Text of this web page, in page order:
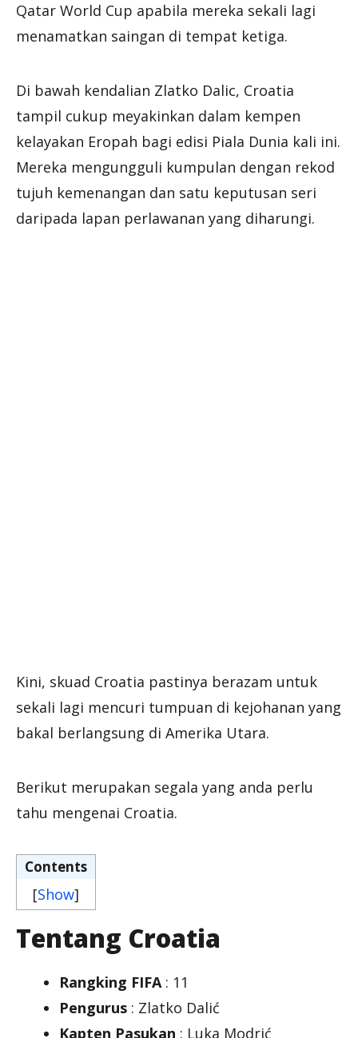
Qatar World Cup apabila mereka sekali lagi
menamatkan saingan di tempat ketiga.
Di bawah kendalian Zlatko Dalic, Croatia
tampil cukup meyakinkan dalam kempen
kelayakan Eropah bagi edisi Piala Dunia kali ini.
Mereka mengungguli kumpulan dengan rekod
tujuh kemenangan dan satu keputusan seri
daripada lapan perlawanan yang diharungi.
Kini, skuad Croatia pastinya berazam untuk
sekali lagi mencuri tumpuan di kejohanan yang
bakal berlangsung di Amerika Utara.
Berikut merupakan segala yang anda perlu
tahu mengenai Croatia.
Contents
[Show]
Tentang Croatia
Rangking FIFA: 11
Pengurus : Zlatko Dalić
Kapten Pasukan : Luka Modrić